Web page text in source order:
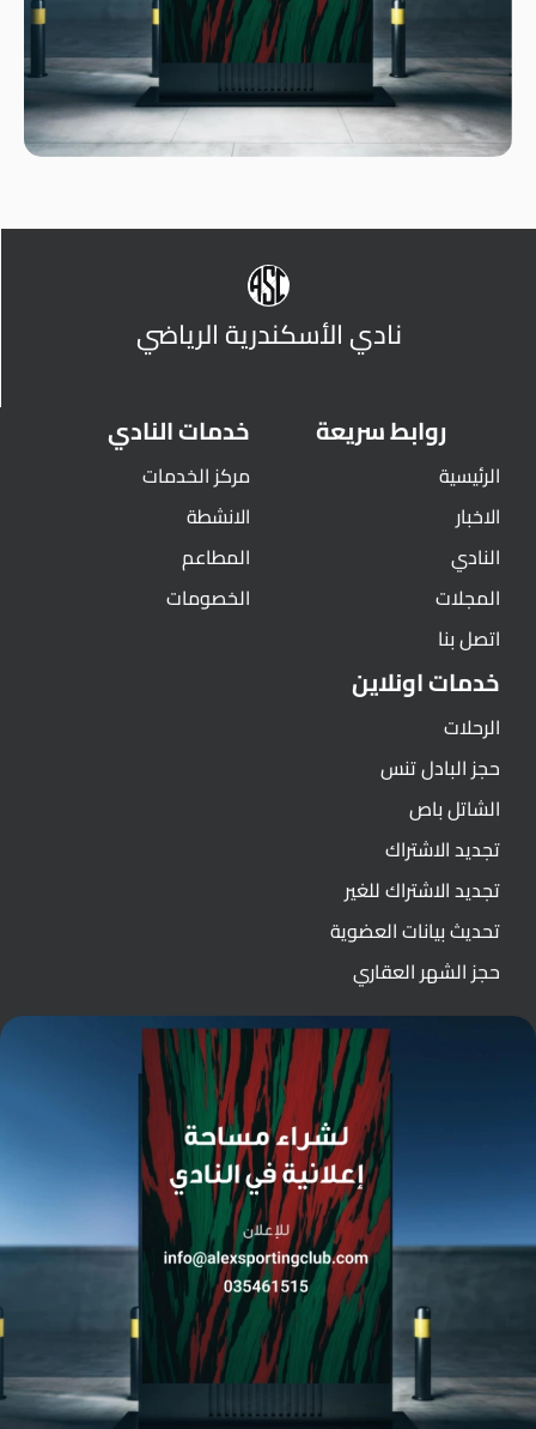
نادي الأسكندرية الرياضي
روابط سريعة
الرئيسية
الاخبار
النادي
المجلات
اتصل بنا
خدمات النادي
مركز الخدمات
الانشطة
المطاعم
الخصومات
خدمات اونلاين
الرحلات
حجز البادل تنس
الشاتل باص
تجديد الاشتراك
تجديد الاشتراك للغير
تحديث بيانات العضوية
حجز الشهر العقاري